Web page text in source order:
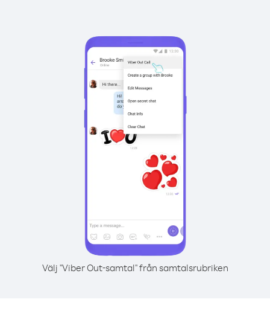
Välj "Viber Out-samtal" från samtalsrubriken